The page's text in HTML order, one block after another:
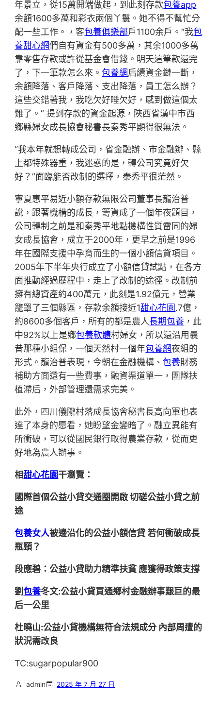
年景立，從15萬開端做起，到此刻存款包養app
余額1600多萬和彩衣兩個丫鬟。她不得不幫忙分
配一些工作。，客包養俱樂部戶1100余戶。“我包
養甜心網們自有資金有500多萬，其余1000多萬
靠零售存款或許從基金會借錢。明天這筆款還完
了，下一筆款怎么來。包養網后續資金鏈一斷，
余額降落、客戶降落、支出降落，員工怎么辦？
這些交錯著我，我吃欠好睡欠好，感到做這個太
難了。” 提到存款的資金起源，陜西省漢中市西
鄉縣婦女成長協會秘書長秦秀平顯得很無法。
“我本年就想轉成公司，省金融辦、市金融辦、縣
上都特殊器重，我迷惑的是，轉公司究竟好欠
好？”面臨能否改制的選擇，秦秀平很茫然。
寧夏惠平易近小額存款無限公司董事長龍治普
說，跟著機構的成長，籌資成了一個年夜題目，
公司轉制之前是和秦秀平地點機構性質雷同的婦
女成長協會，成立于2000年，更早之前是1996
年在國際支援中孕育而生的一個小額信貸項目。
2005年下半年央行成立了小額信貸試點，在各方
面推動經過歷程中，走上了改制的途徑。改制前
擁有總資產約400萬元，此刻是1.92億元，營業
籠罩了三個縣區，存款余額接近1甜心花園.7億，
約8600多個客戶，所有的都是農人長期包養 ，此
中92%以上是鄉包養軟體村婦女，所以還沿用曩
昔那種小組保，一個天然村一個年包養網夜組的
形式。龍治普表現，今朝在金融機構、包養財務
補助方面還有一些費事，融資渠道單一，團隊扶
植滯后，外部管理還需求完美。
此外，四川儀隴村落成長協會秘書長高向軍也表
達了本身的愿看，她盼望金變暗了。融立異能有
所衝破，可以從國民銀行取得農業存款，從而更
好地為農人辦事。
相甜心花園干瀏覽：
國際首個公益小貸交通圈開啟 切磋公益小貸之前
途
包養女人被邊沿化的公益小額信貸 若何衝破成長
瓶頸？
段應碧：公益小貸助力精準扶貧 應獲得政策支撐
劉包養冬文:公益小貸買通鄉村金融辦事艱巨的最
后一公里
杜曉山:公益小貸機構無符合法規成分 內部周遭的
狀況需改良
TC:sugarpopular900
admin 2025 年 7 月 27 日